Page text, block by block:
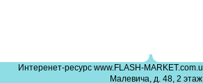
Интеренет-ресурс www.FLASH-
Малевича, д. 48, 2 этаж